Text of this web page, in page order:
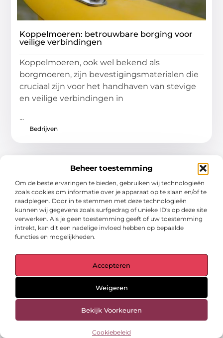
Beheer toestemming
Om de beste ervaringen te bieden, gebruiken wij technologieën
zoals cookies om informatie over je apparaat op te slaan en/of te
raadplegen. Door in te stemmen met deze technologieën
kunnen wij gegevens zoals surfgedrag of unieke ID's op deze site
verwerken. Als je geen toestemming geeft of uw toestemming
intrekt, kan dit een nadelige invloed hebben op bepaalde
functies en mogelijkheden.
Accepteren
Weigeren
Bekijk Voorkeuren
Cookiebeleid
Koppelmoeren: betrouwbare borging voor
veilige verbindingen
Koppelmoeren, ook wel bekend als
borgmoeren, zijn bevestigingsmaterialen die
cruciaal zijn voor het handhaven van stevige
en veilige verbindingen in
...
Bedrijven
Het belang van big bags voor efficiënte
industrieën: big bags! Je hebt er misschien